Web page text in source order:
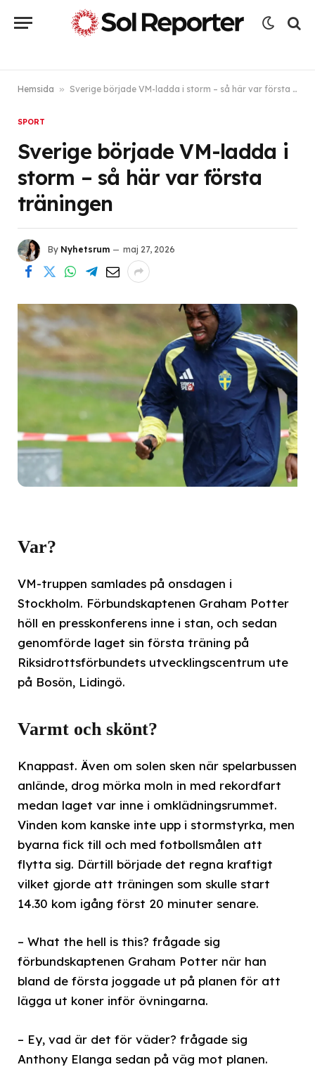
Hemsida » Sverige började VM-ladda i storm – så här var första träningen
SPORT
Sverige började VM-ladda i
storm – så här var första
träningen
By Nyhetsrum maj 27, 2026
Var?
VM-truppen samlades på onsdagen i
Stockholm. Förbundskaptenen Graham Potter
höll en presskonferens inne i stan, och sedan
genomförde laget sin första träning på
Riksidrottsförbundets utvecklingscentrum ute
på Bosön, Lidingö.
Varmt och skönt?
Knappast. Även om solen sken när spelarbussen
anlände, drog mörka moln in med rekordfart
medan laget var inne i omklädningsrummet.
Vinden kom kanske inte upp i stormstyrka, men
byarna fick till och med fotbollsmålen att
flytta sig. Därtill började det regna kraftigt
vilket gjorde att träningen som skulle start
14.30 kom igång först 20 minuter senare.
– What the hell is this? frågade sig
förbundskaptenen Graham Potter när han
bland de första joggade ut på planen för att
lägga ut koner inför övningarna.
– Ey, vad är det för väder? frågade sig
Anthony Elanga sedan på väg mot planen.